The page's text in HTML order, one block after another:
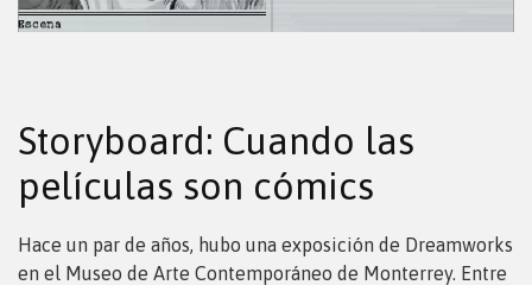
Storyboard: Cuando las
películas son cómics
Hace un par de años, hubo una exposición de Dreamworks
en el Museo de Arte Contemporáneo de Monterrey. Entre